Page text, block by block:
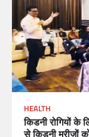
HEALTH
किडनी रोगियों के
से किडनी मरीजों